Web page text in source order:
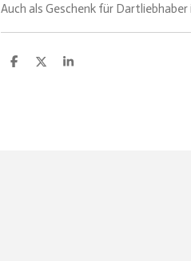
Auch als Geschenk für
T
T
T